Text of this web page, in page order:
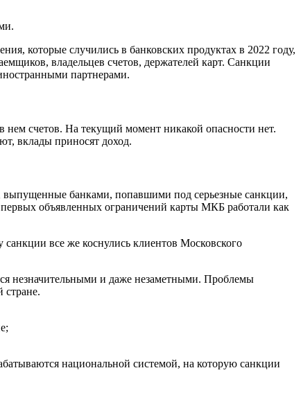
которые случились в банковских продуктах в 2022 году,
владельцев счетов, держателей карт. Санкции
партнерами.
нем счетов. На текущий момент никакой опасности нет.
вклады приносят доход.
выпущенные банками, попавшими под серьезные санкции,
объявленных ограничений карты МКБ работали как
все же коснулись клиентов Московского
незначительными и даже незаметными. Проблемы
стране.
национальной системой, на которую санкции